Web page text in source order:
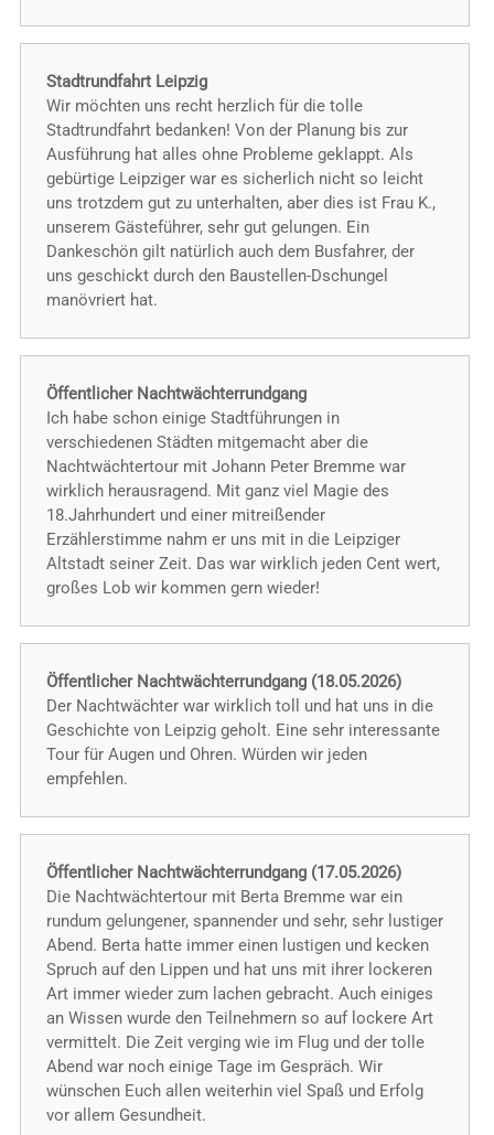
Stadtrundfahrt Leipzig
Wir möchten uns recht herzlich für die tolle
Stadtrundfahrt bedanken! Von der Planung bis zur
Ausführung hat alles ohne Probleme geklappt. Als
gebürtige Leipziger war es sicherlich nicht so leicht
uns trotzdem gut zu unterhalten, aber dies ist Frau K.,
unserem Gästeführer, sehr gut gelungen. Ein
Dankeschön gilt natürlich auch dem Busfahrer, der
uns geschickt durch den Baustellen-Dschungel
manövriert hat.
Öffentlicher Nachtwächterrundgang
Ich habe schon einige Stadtführungen in
verschiedenen Städten mitgemacht aber die
Nachtwächtertour mit Johann Peter Bremme war
wirklich herausragend. Mit ganz viel Magie des
18.Jahrhundert und einer mitreißender
Erzählerstimme nahm er uns mit in die Leipziger
Altstadt seiner Zeit. Das war wirklich jeden Cent wert,
großes Lob wir kommen gern wieder!
Öffentlicher Nachtwächterrundgang (18.05.2026)
Der Nachtwächter war wirklich toll und hat uns in die
Geschichte von Leipzig geholt. Eine sehr interessante
Tour für Augen und Ohren. Würden wir jeden
empfehlen.
Öffentlicher Nachtwächterrundgang (17.05.2026)
Die Nachtwächtertour mit Berta Bremme war ein
rundum gelungener, spannender und sehr, sehr lustiger
Abend. Berta hatte immer einen lustigen und kecken
Spruch auf den Lippen und hat uns mit ihrer lockeren
Art immer wieder zum lachen gebracht. Auch einiges
an Wissen wurde den Teilnehmern so auf lockere Art
vermittelt. Die Zeit verging wie im Flug und der tolle
Abend war noch einige Tage im Gespräch. Wir
wünschen Euch allen weiterhin viel Spaß und Erfolg
vor allem Gesundheit.